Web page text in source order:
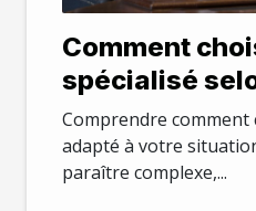
Comment
spécialisé
besoin
Comprendre
adapté à votre
paraître complexe,...